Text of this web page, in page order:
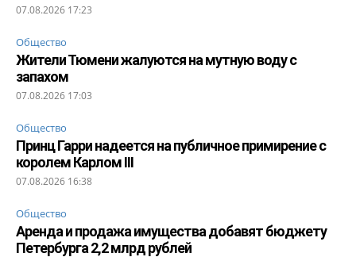
07.08.2026 17:23
Общество
Жители Тюмени жалуются на мутную воду с
запахом
07.08.2026 17:03
Общество
Принц Гарри надеется на публичное примирение с
королем Карлом III
07.08.2026 16:38
Общество
Аренда и продажа имущества добавят бюджету
Петербурга 2,2 млрд рублей